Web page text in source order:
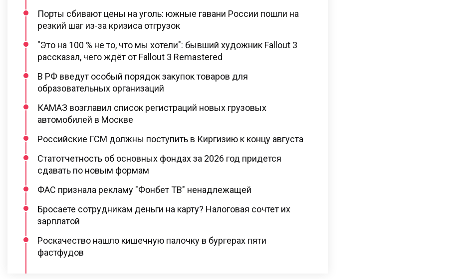
Порты сбивают цены на уголь: южные гавани России пошли на
резкий шаг из-за кризиса отгрузок
"Это на 100 % не то, что мы хотели": бывший художник Fallout 3
рассказал, чего ждёт от Fallout 3 Remastered
В РФ введут особый порядок закупок товаров для
образовательных организаций
КАМАЗ возглавил список регистраций новых грузовых
автомобилей в Москве
Российские ГСМ должны поступить в Киргизию к концу августа
Статотчетность об основных фондах за 2026 год придется
сдавать по новым формам
ФАС признала рекламу "Фонбет ТВ" ненадлежащей
Бросаете сотрудникам деньги на карту? Налоговая сочтет их
зарплатой
Роскачество нашло кишечную палочку в бургерах пяти
фастфудов